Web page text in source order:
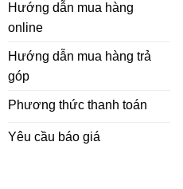
Hướng dẫn mua hàng
online
Hướng dẫn mua hàng trả
góp
Phương thức thanh toán
Yêu cầu báo giá